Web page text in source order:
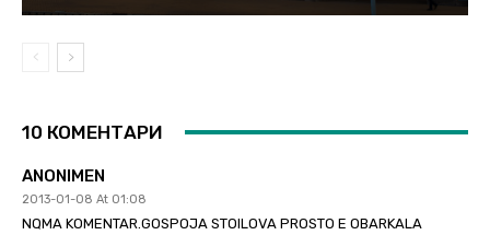
10 КОМЕНТАРИ
ANONIMEN
2013-01-08 At 01:08
NQMA KOMENTAR.GOSPOJA STOILOVA PROSTO E OBARKALA